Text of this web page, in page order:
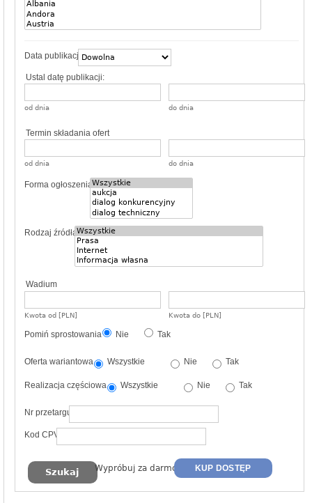
Data publikacji
Ustal datę publikacji:
od dnia do dnia
Termin składania ofert
od dnia do dnia
Forma ogłoszenia
Rodzaj źródła
Wadium
Kwota od [PLN] Kwota do [PLN]
Pomiń sprostowania Nie Tak
Oferta wariantowa Wszystkie Nie Tak
Realizacja częściowa Wszystkie Nie Tak
Nr przetargu
Kod CPV
Wypróbuj za darmo KUP DOSTĘP